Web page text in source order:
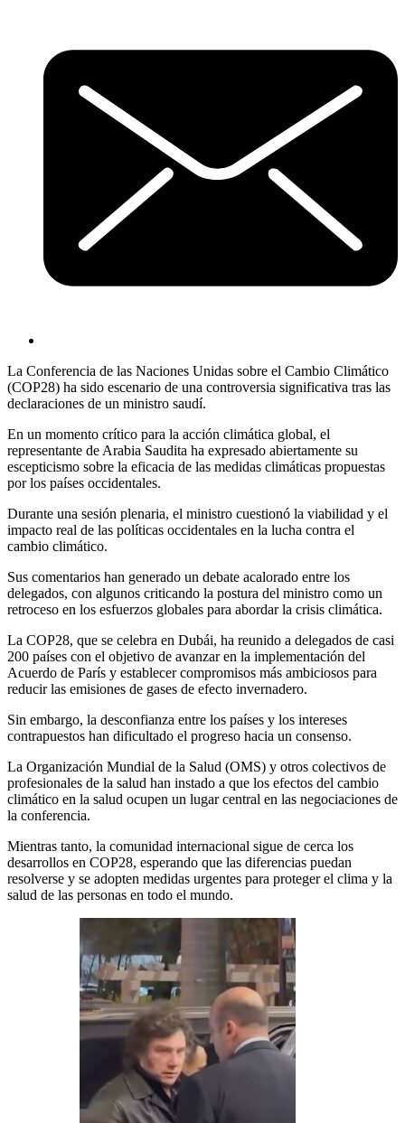
La Conferencia de las Naciones Unidas sobre el Cambio Climático
(COP28) ha sido escenario de una controversia significativa tras las
declaraciones de un ministro saudí.
En un momento crítico para la acción climática global, el
representante de Arabia Saudita ha expresado abiertamente su
escepticismo sobre la eficacia de las medidas climáticas propuestas
por los países occidentales.
Durante una sesión plenaria, el ministro cuestionó la viabilidad y el
impacto real de las políticas occidentales en la lucha contra el
cambio climático.
Sus comentarios han generado un debate acalorado entre los
delegados, con algunos criticando la postura del ministro como un
retroceso en los esfuerzos globales para abordar la crisis climática.
La COP28, que se celebra en Dubái, ha reunido a delegados de casi
200 países con el objetivo de avanzar en la implementación del
Acuerdo de París y establecer compromisos más ambiciosos para
reducir las emisiones de gases de efecto invernadero.
Sin embargo, la desconfianza entre los países y los intereses
contrapuestos han dificultado el progreso hacia un consenso.
La Organización Mundial de la Salud (OMS) y otros colectivos de
profesionales de la salud han instado a que los efectos del cambio
climático en la salud ocupen un lugar central en las negociaciones de
la conferencia.
Mientras tanto, la comunidad internacional sigue de cerca los
desarrollos en COP28, esperando que las diferencias puedan
resolverse y se adopten medidas urgentes para proteger el clima y la
salud de las personas en todo el mundo.